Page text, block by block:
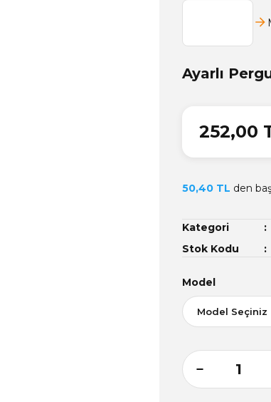
Ayarlı
252,00
50,40 TL den
Kategori
Stok Kodu
Model